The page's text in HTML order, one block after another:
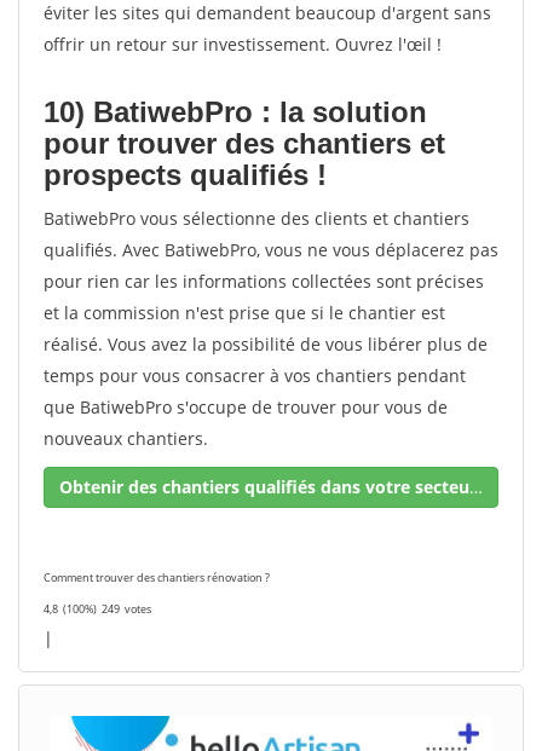
éviter les sites qui demandent beaucoup d'argent sans
offrir un retour sur investissement. Ouvrez l'œil !
10) BatiwebPro : la solution
pour trouver des chantiers et
prospects qualifiés !
BatiwebPro vous sélectionne des clients et chantiers
qualifiés. Avec BatiwebPro, vous ne vous déplacerez pas
pour rien car les informations collectées sont précises
et la commission n'est prise que si le chantier est
réalisé. Vous avez la possibilité de vous libérer plus de
temps pour vous consacrer à vos chantiers pendant
que BatiwebPro s'occupe de trouver pour vous de
nouveaux chantiers.
Obtenir des chantiers qualifiés dans votre secteur !
Comment trouver des chantiers rénovation ?
4,8 (100%) 249 votes
|